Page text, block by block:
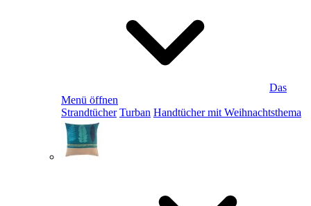
Das
Menü öffnen
Strandtücher Turban Handtücher mit Weihnachtsthema